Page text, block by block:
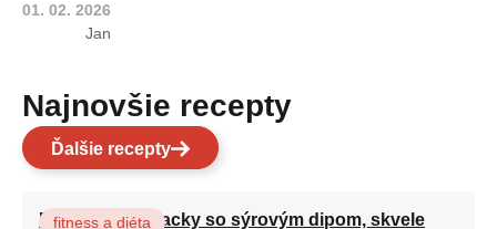
01. 02. 2026
Jan
Najnovšie recepty
Ďalšie recepty
Brokolicové placky so sýrovým dipom, skvele
fitness a diéta